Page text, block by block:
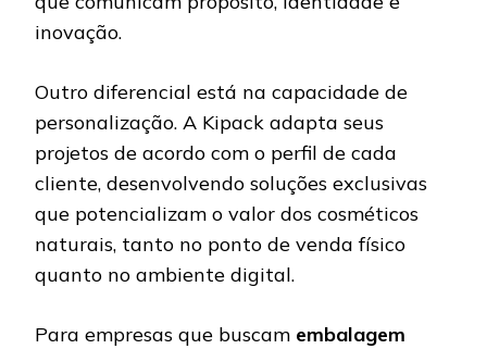
inovação.
Outro diferencial está na capacidade de
personalização. A Kipack adapta seus
projetos de acordo com o perfil de cada
cliente, desenvolvendo soluções exclusivas
que potencializam o valor dos cosméticos
naturais, tanto no ponto de venda físico
quanto no ambiente digital.
Para empresas que buscam embalagem